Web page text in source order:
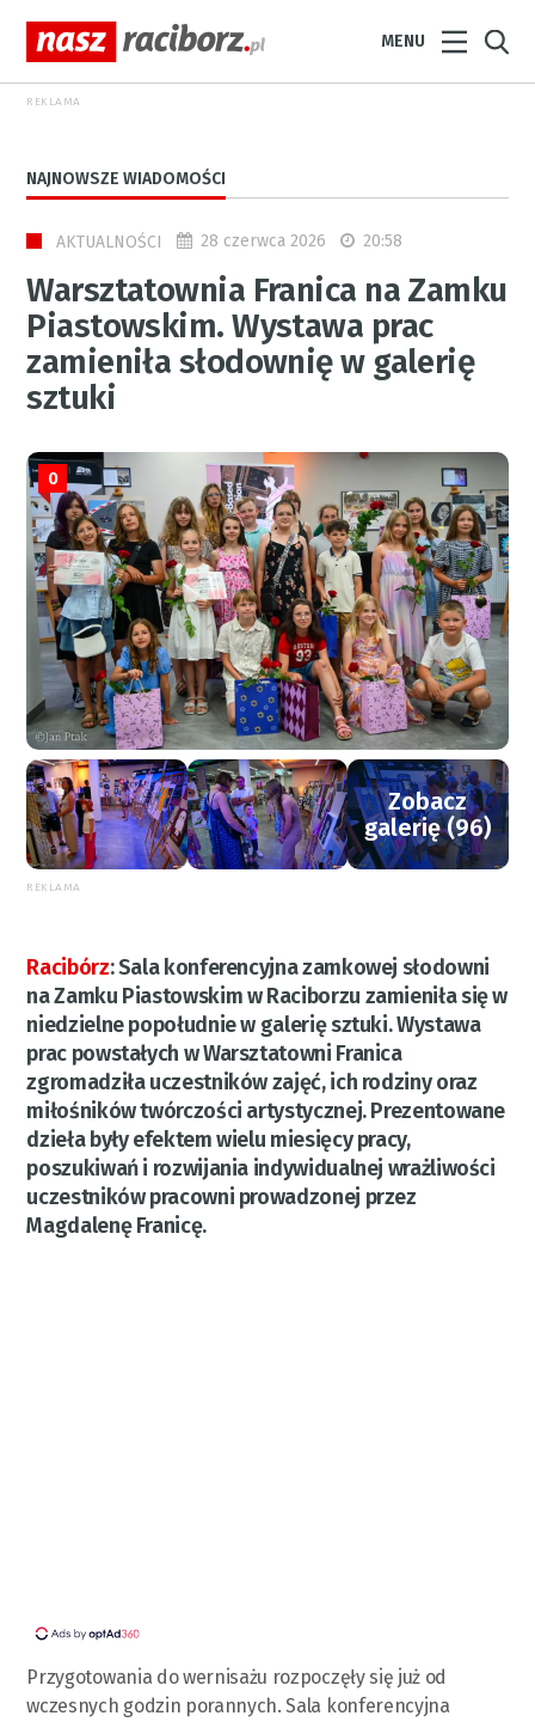
MENU
REKLAMA
NAJNOWSZE WIADOMOŚCI
AKTUALNOŚCI 28 czerwca 2026 20:58
Warsztatownia Franica na Zamku
Piastowskim. Wystawa prac
zamieniła słodownię w galerię
sztuki
0
Zobacz
galerię (96)
REKLAMA
Racibórz:Sala konferencyjna zamkowej słodowni
na Zamku Piastowskim w Raciborzu zamieniła się w
niedzielne popołudnie w galerię sztuki. Wystawa
prac powstałych w Warsztatowni Franica
zgromadziła uczestników zajęć, ich rodziny oraz
miłośników twórczości artystycznej. Prezentowane
dzieła były efektem wielu miesięcy pracy,
poszukiwań i rozwijania indywidualnej wrażliwości
uczestników pracowni prowadzonej przez
Magdalenę Franicę.
Przygotowania do wernisażu rozpoczęły się już od
wczesnych godzin porannych. Sala konferencyjna